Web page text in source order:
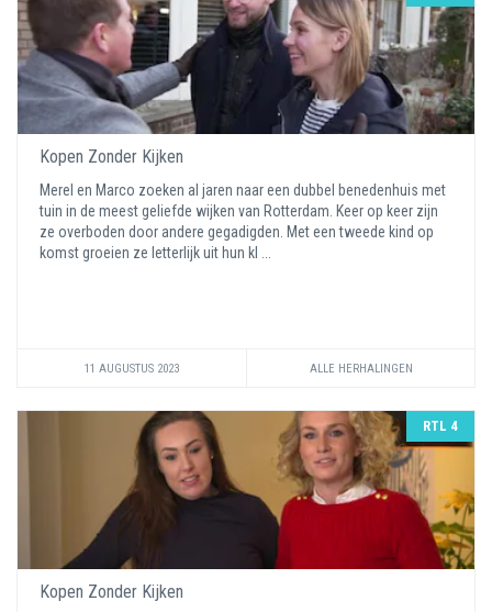
Kopen Zonder Kijken
Merel en Marco zoeken al jaren naar een dubbel benedenhuis met
tuin in de meest geliefde wijken van Rotterdam. Keer op keer zijn
ze overboden door andere gegadigden. Met een tweede kind op
komst groeien ze letterlijk uit hun kl ...
11 AUGUSTUS 2023 ALLE HERHALINGEN
RTL 4
Kopen Zonder Kijken